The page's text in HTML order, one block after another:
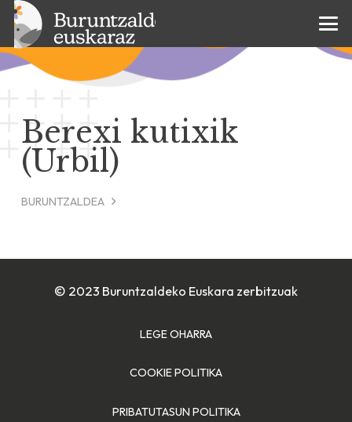
Berexi kutixik
(Urbil)
BURUNTZALDEA
© 2023 Buruntzaldeko Euskara zerbitzuak
LEGE OHARRA
COOKIE POLITIKA
PRIBATUTASUN POLITIKA